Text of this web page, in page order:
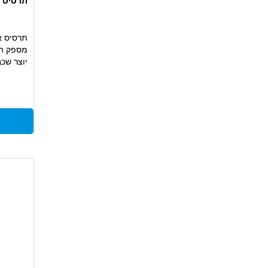
תרסיס
מספק
יוצר
מתאים
עבודה,